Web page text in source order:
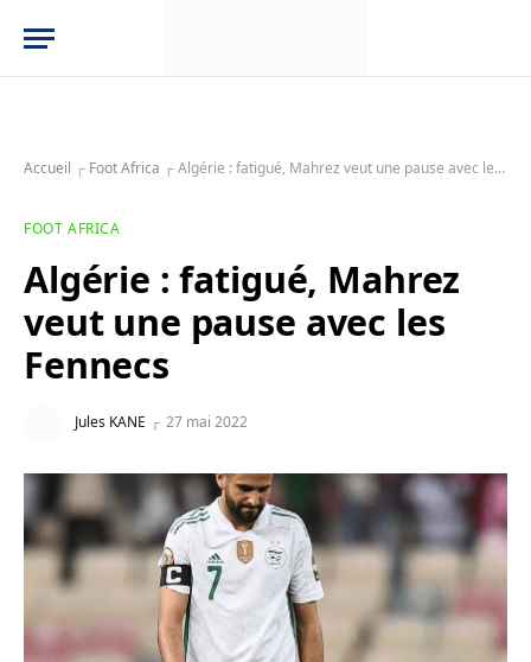
Accueil ┌ Foot Africa ┌Algérie : fatigué, Mahrez veut une pause avec les Fennecs
FOOT AFRICA
Algérie : fatigué, Mahrez
veut une pause avec les
Fennecs
Jules KANE 27 mai 2022